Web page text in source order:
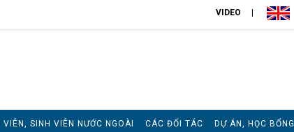
VIDEO
VIÊN, SINH VIÊN NƯỚC NGOÀI CÁC ĐỐI TÁC DỰ ÁN, HỌC BỔNG